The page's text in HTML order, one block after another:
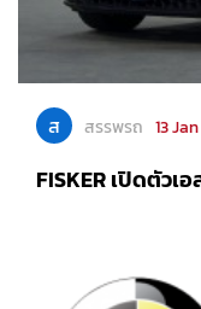
ส สรรพรถ 13
FISKER เปิดตัวเ